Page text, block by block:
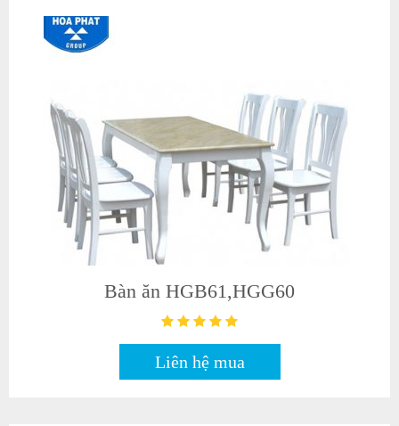
Bàn ăn HGB61,HGG60
Liên hệ mua